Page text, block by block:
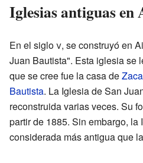
Iglesias antiguas
En el siglov, se construyó en
Juan Bautista". Esta iglesia se
que se cree fue la casa de
Bautista. La Iglesia de San
reconstruida varias veces. Su
partir de 1885. Sin embargo,
considerada más antigua que